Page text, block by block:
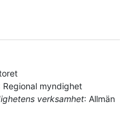
Regional myndighet
verksamhet: Allmän